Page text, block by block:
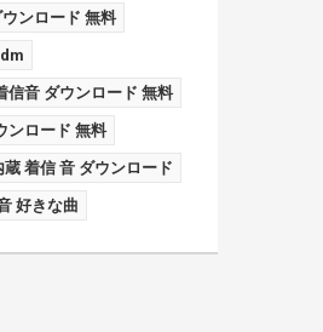
ンロード 無料
信音 ダウンロード 無料
ンロード 無料
着信 音 ダウンロード
好きな曲